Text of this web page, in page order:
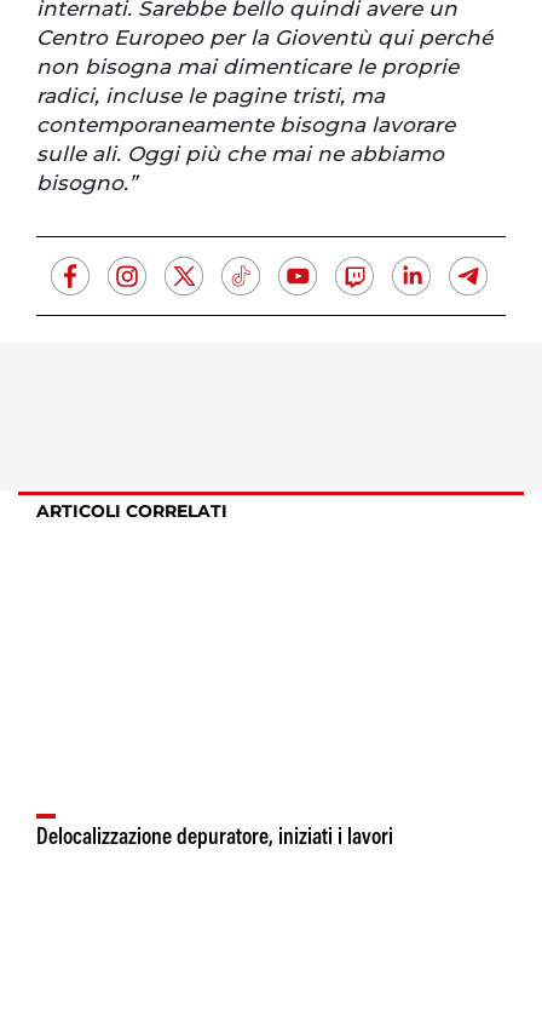
internati. Sarebbe bello quindi avere un
Centro Europeo per la Gioventù qui perché
non bisogna mai dimenticare le proprie
radici, incluse le pagine tristi, ma
contemporaneamente bisogna lavorare
sulle ali. Oggi più che mai ne abbiamo
bisogno.”
ARTICOLI CORRELATI
Delocalizzazione depuratore, iniziati i lavori